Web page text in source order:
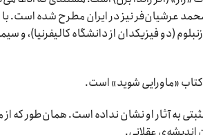
نیز در ایران مطرح شده است. با
(دو فیزیکدان از دانشگاه کالیفرنیا)، و
کتاب «ماورایی شوید» است.
به آثار او نشان نداده است. همان‌طور که